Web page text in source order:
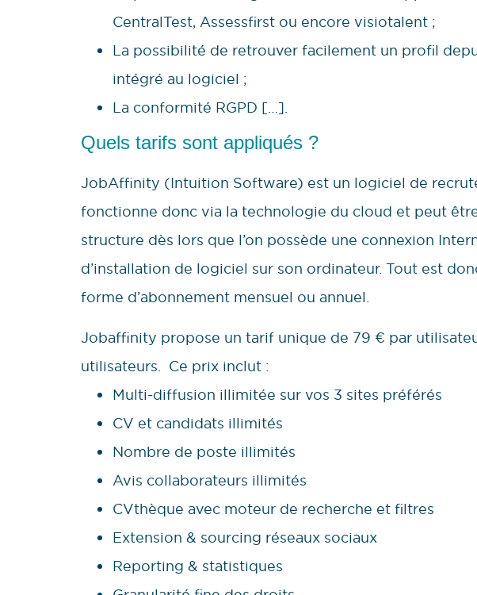
CentralTest, Assessfirst ou encore visiotalent ;
La possibilité de retrouver facilement un profil
intégré au logiciel ;
La conformité RGPD […].
Quels tarifs sont appliqués ?
JobAffinity (Intuition Software) est un logiciel de
fonctionne donc via la technologie du cloud et peut
structure dès lors que l’on possède une connexion
d’installation de logiciel sur son ordinateur. Tout est
forme d’abonnement mensuel ou annuel.
Jobaffinity propose un tarif unique de 79 € par
utilisateurs. Ce prix inclut :
Multi-diffusion illimitée sur vos 3 sites préférés
CV et candidats illimités
Nombre de poste illimités
Avis collaborateurs illimités
CVthèque avec moteur de recherche et filtres
Extension & sourcing réseaux sociaux
Reporting & statistiques